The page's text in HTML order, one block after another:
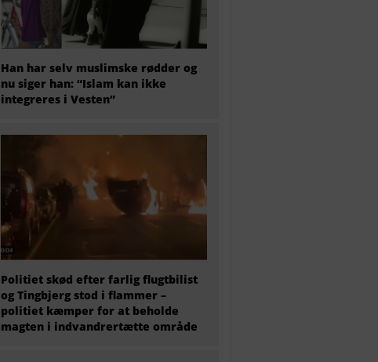
Han har selv muslimske rødder og
nu siger han: “Islam kan ikke
integreres i Vesten”
Politiet skød efter farlig flugtbilist
og Tingbjerg stod i flammer –
politiet kæmper for at beholde
magten i indvandrertætte område